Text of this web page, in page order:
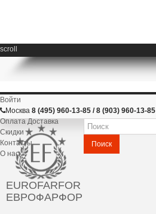
scroll
Войти
Москва 8 (495) 960-13-85 / 8 (903) 960-13-85
Оплата Доставка
Скидки
Контакты
О нас
EUROFARFOR
ЕВРОФАРФОР
Поиск